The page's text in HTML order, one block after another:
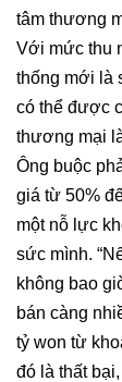
tâm thương
Với mức thu
thống mới là
có thể được
thương mại
Ông buộc
giá từ 50%
một nỗ lực
sức mình.
không bao
bán càng
tỷ won từ
đó là thất